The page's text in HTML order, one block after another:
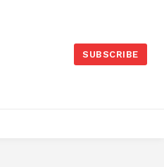
SUBSCRIBE